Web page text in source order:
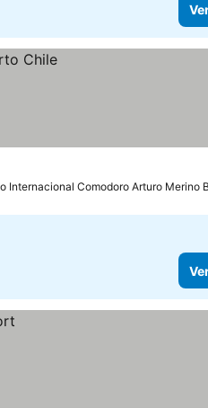
Internacional Comodoro Arturo Merino